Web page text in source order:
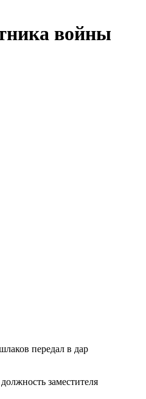
войны
передал в дар
заместителя